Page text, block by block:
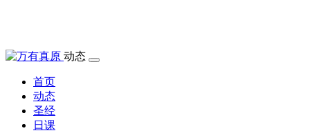
动态
首页
动态
圣经
日课